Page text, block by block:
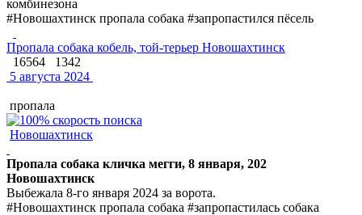
комбинезона
#Новошахтинск пропала собака #запропастился пёсель
Пропала собака кобель, той-терьер Новошахтинск
16564
1342
5 августа 2024
пропала
Новошахтинск
Пропала собака кличка мегги, 8 января, 202
Новошахтинск
Выбежала 8-го января 2024 за ворота.
#Новошахтинск пропала собака #запропастилась собака